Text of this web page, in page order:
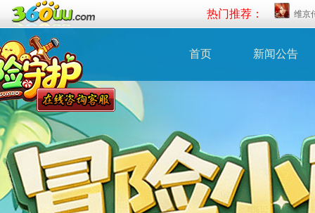
热门推荐： 维京
首页 新闻公告